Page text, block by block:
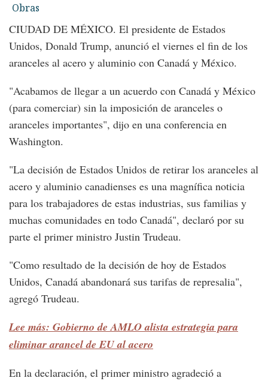
Obras
CIUDAD DE MÉXICO. El presidente de Estados
Unidos, Donald Trump, anunció el viernes el fin de los
aranceles al acero y aluminio con Canadá y México.
"Acabamos de llegar a un acuerdo con Canadá y México
(para comerciar) sin la imposición de aranceles o
aranceles importantes", dijo en una conferencia en
Washington.
"La decisión de Estados Unidos de retirar los aranceles al
acero y aluminio canadienses es una magnífica noticia
para los trabajadores de estas industrias, sus familias y
muchas comunidades en todo Canadá", declaró por su
parte el primer ministro Justin Trudeau.
"Como resultado de la decisión de hoy de Estados
Unidos, Canadá abandonará sus tarifas de represalia",
agregó Trudeau.
Lee más: Gobierno de AMLO alista estrategia para
eliminar arancel de EU al acero
En la declaración, el primer ministro agradeció a